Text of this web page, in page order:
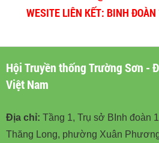
WESITE LIÊN KẾT: BINH
Hội Truyền thống Trường Sơn -
Việt Nam
Địa chỉ: Tầng 1, Trụ sở BInh đoàn
Thăng Long, phường Xuân